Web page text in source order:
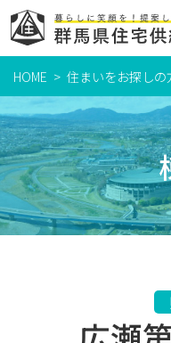
住まいをお探し
県営住宅
公社賃貸住宅
緊急通報システ
市営・町営住宅
賃貸店舗・事務
HOME 住まいをお探しの